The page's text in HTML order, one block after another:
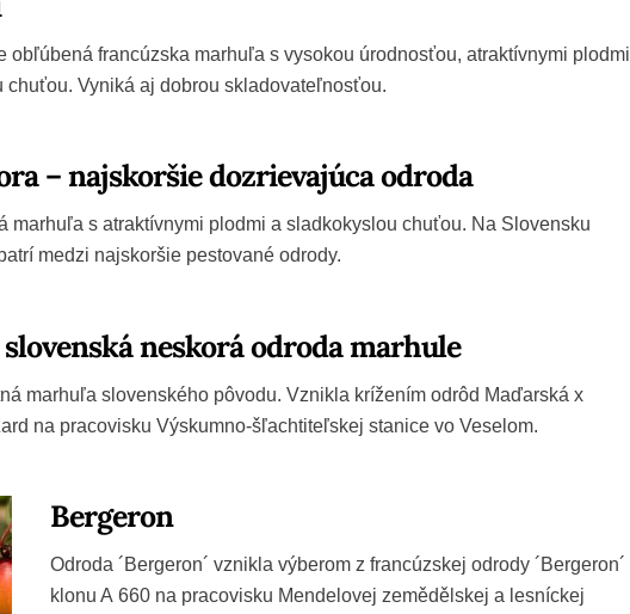
obľúbená francúzska marhuľa s vysokou úrodnosťou, atraktívnymi plodmi
chuťou. Vyniká aj dobrou skladovateľnosťou.
– najskoršie dozrievajúca odroda
marhuľa s atraktívnymi plodmi a sladkokyslou chuťou. Na Slovensku
medzi najskoršie pestované odrody.
neskorá odroda marhule
marhuľa slovenského pôvodu. Vznikla krížením odrôd Maďarská x
na pracovisku Výskumno-šľachtiteľskej stanice vo Veselom.
Bergeron
Odroda ´Bergeron´ vznikla výberom z francúzskej odrody ´Bergeron´
klonu A 660 na pracovisku Mendelovej zemědělskej a lesníckej